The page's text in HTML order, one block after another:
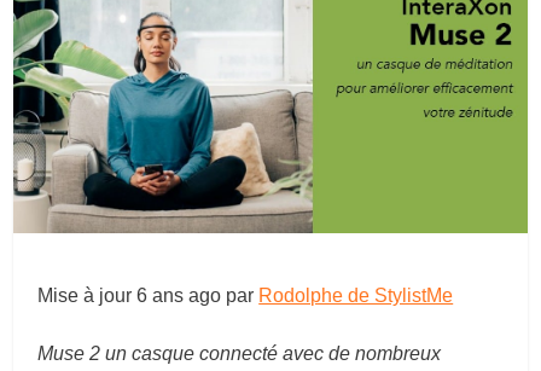
Mise à jour6 ans ago par Rodolphe de StylistMe
Muse 2 un casque connecté avec de nombreux